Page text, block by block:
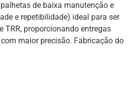
de baixa manutenção e
e repetibilidade) ideal para ser
TRR, proporcionando entregas
maior precisão. Fabricação do